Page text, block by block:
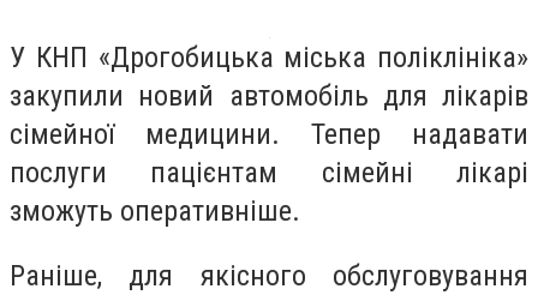
У КНП «Дрогобицька міська поліклініка»
закупили новий автомобіль для лікарів
сімейної медицини. Тепер надавати
послуги пацієнтам сімейні лікарі
зможуть оперативніше.
Раніше, для якісного обслуговування